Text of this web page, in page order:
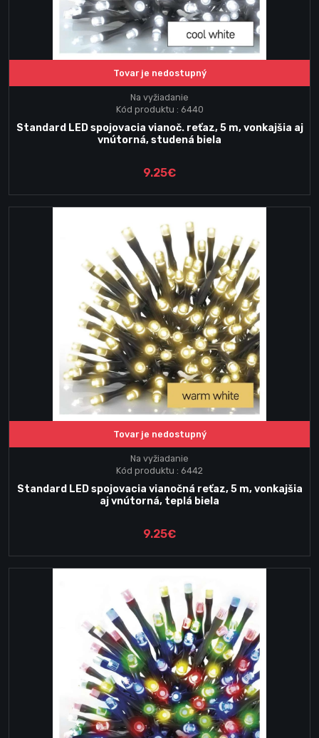
Tovar je nedostupný
Na vyžiadanie
Kód produktu : 6440
Standard LED spojovacia vianoč. reťaz, 5 m, vonkajšia aj
vnútorná, studená biela
9.25€
Tovar je nedostupný
Na vyžiadanie
Kód produktu : 6442
Standard LED spojovacia vianočná reťaz, 5 m, vonkajšia
aj vnútorná, teplá biela
9.25€